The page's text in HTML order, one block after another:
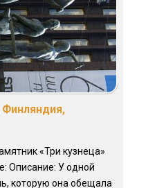
Финляндия,
«Три кузнеца»
Описание: У одной
которую она обещала